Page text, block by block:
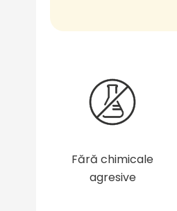
Fără chimicale
agresive